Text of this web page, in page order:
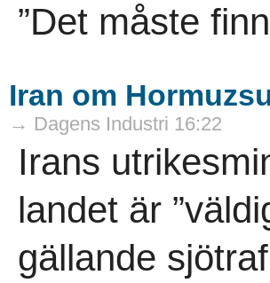
”Det måste
Iran om
→ Dagens Industri 16:22
Irans
landet är
gällande